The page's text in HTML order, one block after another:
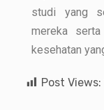
studi yang
mereka
kesehatan
Post Views: